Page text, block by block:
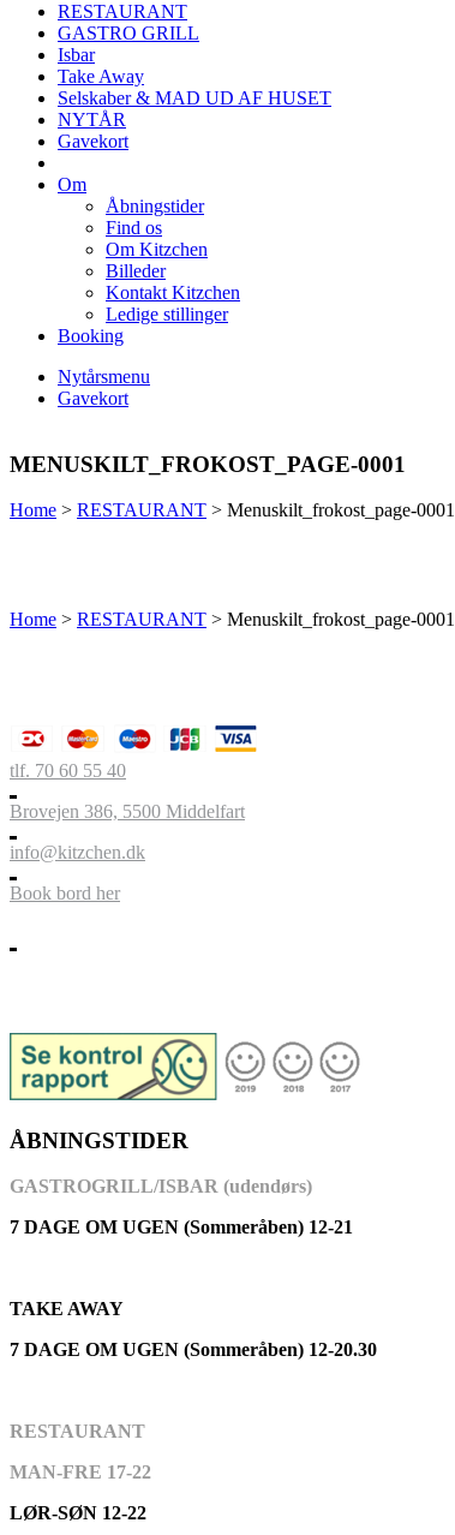
RESTAURANT
GASTRO GRILL
Isbar
Take Away
Selskaber & MAD UD AF HUSET
NYTÅR
Gavekort
Om
Åbningstider
Find os
Om Kitzchen
Billeder
Kontakt Kitzchen
Ledige stillinger
Booking
Nytårsmenu
Gavekort
MENUSKILT_FROKOST_PAGE-0001
Home > RESTAURANT > Menuskilt_frokost_page-0001
Home > RESTAURANT > Menuskilt_frokost_page-0001
tlf. 70 60 55 40
Brovejen 386, 5500 Middelfart
info@kitzchen.dk
Book bord her
ÅBNINGSTIDER
GASTROGRILL/ISBAR (udendørs)
7 DAGE OM UGEN (Sommeråben) 12-21
TAKE AWAY
7 DAGE OM UGEN (Sommeråben) 12-20.30
RESTAURANT
MAN-FRE 17-22
LØR-SØN 12-22